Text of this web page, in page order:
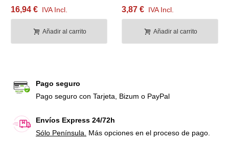
16,94 € IVA Incl.
Añadir al carrito
3,87 € IVA Incl.
Añadir al carrito
Pago seguro
Pago seguro con Tarjeta, Bizum o PayPal
Envíos Express 24/72h
Sólo Península.
Más opciones en el proceso de pago.